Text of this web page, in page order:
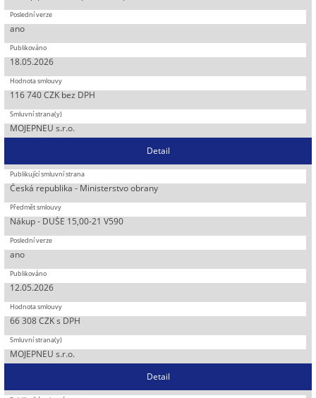
ano
18.05.2026
116 740 CZK bez DPH
MOJEPNEU s.r.o.
Detail
Česká republika - Ministerstvo obrany
Nákup - DUŠE 15,00-21 V590
ano
12.05.2026
66 308 CZK s DPH
MOJEPNEU s.r.o.
Detail